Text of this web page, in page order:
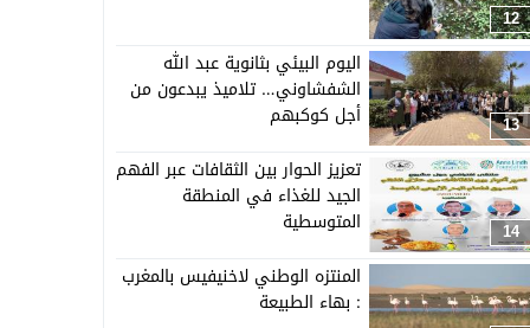
12
13
اليوم البيئي بثانوية عبد الله
الشفشاوني… تلاميذ يبدعون من
أجل كوكبهم
14
تعزيز الحوار بين الثقافات عبر الفهم
الجيد للغذاء في المنطقة
المتوسطية
المنتزه الوطني لاخنيفيس بالمغرب
: بهاء الطبيعة